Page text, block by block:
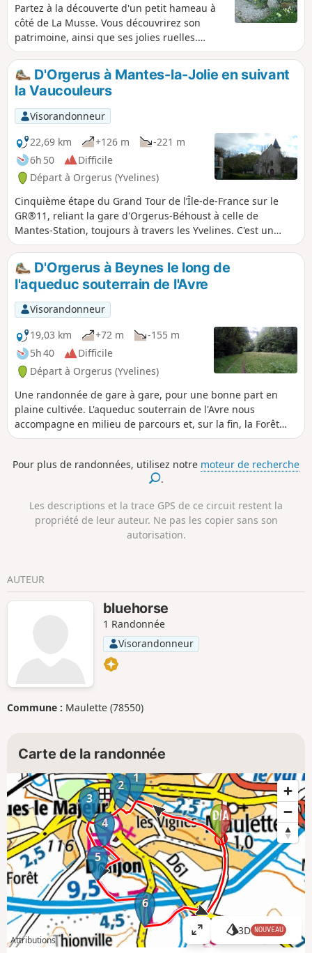
Partez à la découverte d'un petit hameau à
côté de La Musse. Vous découvrirez son
patrimoine, ainsi que ses jolies ruelles.
Pendant une heure, laissez-vous guider par
le calme de la nature, au cœur de l'Eure-et-
Loir. D'Orgerus à Mantes-la-Jolie en suivant
la Vaucouleurs
Visorandonneur
22,69 km
+126 m
-221 m
6h 50
Difficile
Départ à Orgerus (Yvelines)
Cinquième étape du Grand Tour de l’Île-de-France sur le
GR®11, reliant la gare d'Orgerus-Béhoust à celle de
Mantes-Station, toujours à travers les Yvelines. C'est un
itinéraire cap au Nord qui rejoint la vallée de la Seine à
Mantes-la-Jolie, en descendant les vallées de la rivière de
Flexanville, puis de la Vaucouleurs. Le parcours emprunte à
la fois des sentiers en fond de vallée et des sentiers sur les
plateaux adjacents.
D'Orgerus à Beynes le long de
l'aqueduc souterrain de l'Avre
Visorandonneur
19,03 km
+72 m
-155 m
5h 40
Difficile
Départ à Orgerus (Yvelines)
Une randonnée de gare à gare, pour une bonne part en
plaine cultivée. L'aqueduc souterrain de l'Avre nous
accompagne en milieu de parcours et, sur la fin, la Forêt
domaniale de Beynes offre de plaisants sentiers. Quelques
Pour plus de randonnées, utilisez notre moteur de recherche
.
Les descriptions et la trace GPS de ce circuit restent la
propriété de leur auteur. Ne pas les copier sans son
autorisation.
AUTEUR
bluehorse
1 Randonnée
Visorandonneur
Commune : Maulette (78550)
Carte de la randonnée
1
2
3
4
5
6
Attributions
A
3D NOUVEAU